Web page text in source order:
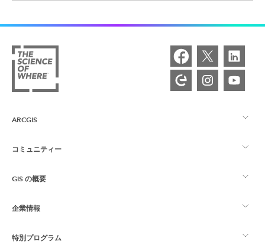
ARCGIS
ArcGIS の概要
マッピング
コミュニティー
Esri Community
ArcGIS ブログ
GIS の概要
GIS とは
ロケーション インテリジェンス
企業情報
Esri について
特別プログラム